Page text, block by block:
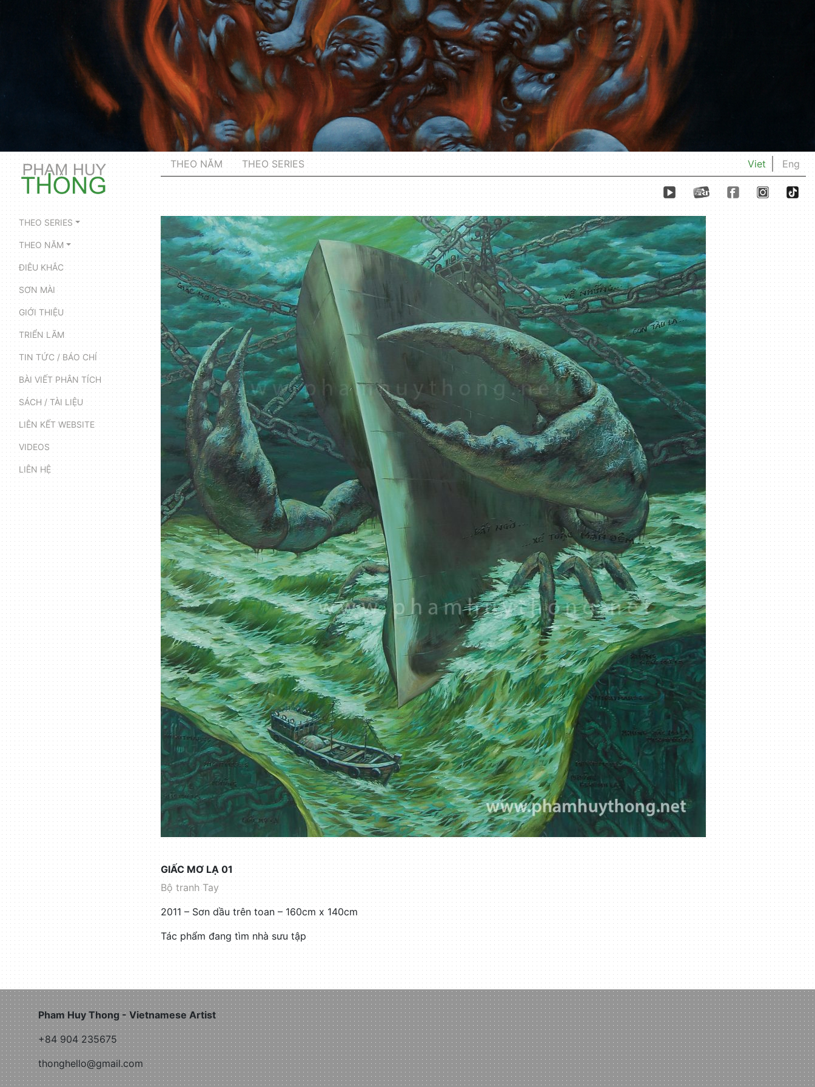
THEO NĂM THEO SERIES Viet Eng
THEO SERIES
THEO NĂM
ĐIÊU KHẮC
SƠN MÀI
GIỚI THIỆU
TRIỂN LÃM
TIN TỨC / BÁO CHÍ
BÀI VIẾT PHÂN TÍCH
SÁCH / TÀI LIỆU
LIÊN KẾT WEBSITE
VIDEOS
LIÊN HỆ
GIẤC MƠ LẠ 01
Bộ tranh Tay
2011 – Sơn dầu trên toan – 160cm x 140cm
Tác phẩm đang tìm nhà sưu tập
Pham Huy Thong - Vietnamese Artist
+84 904 235675
thonghello@gmail.com